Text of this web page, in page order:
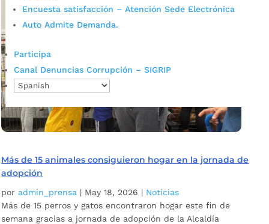
Encuesta satisfacción – Atención Sede Electrónica
Auto Admite Demanda.
Participa
Canal Denuncias Corrupción – SIGRIP
Más de 15 animales consiguieron hogar en la jornada de
adopción
por admin_prensa | May 18, 2026 | Noticias
Más de 15 perros y gatos encontraron hogar este fin de
semana gracias a jornada de adopción de la Alcaldía